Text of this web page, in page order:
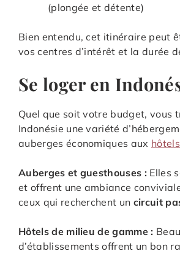
(plongée et détente)
Bien entendu, cet itinéraire peut
vos centres d’intérêt et la durée
Se loger en
Quel que soit votre budget, vous
Indonésie une variété
auberges économiques aux
Auberges et guesthouses : Elles
et offrent une ambiance
ceux qui recherchent un circuit
Hôtels de milieu de gamme :
d’établissements offrent un bon